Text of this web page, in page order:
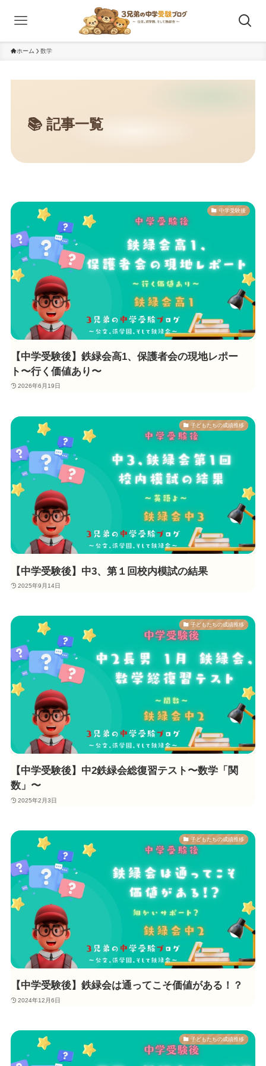
ホーム 数学
中学受験後
【中学受験後】鉄緑会高1、保護者会の現地レポー
ト〜行く価値あり〜
2026年6月19日
子どもたちの成績推移
【中学受験後】中3、第１回校内模試の結果
2025年9月14日
子どもたちの成績推移
【中学受験後】中2鉄緑会総復習テスト〜数学「関
数」〜
2025年2月3日
子どもたちの成績推移
【中学受験後】鉄緑会は通ってこそ価値がある！？
2024年12月6日
子どもたちの成績推移